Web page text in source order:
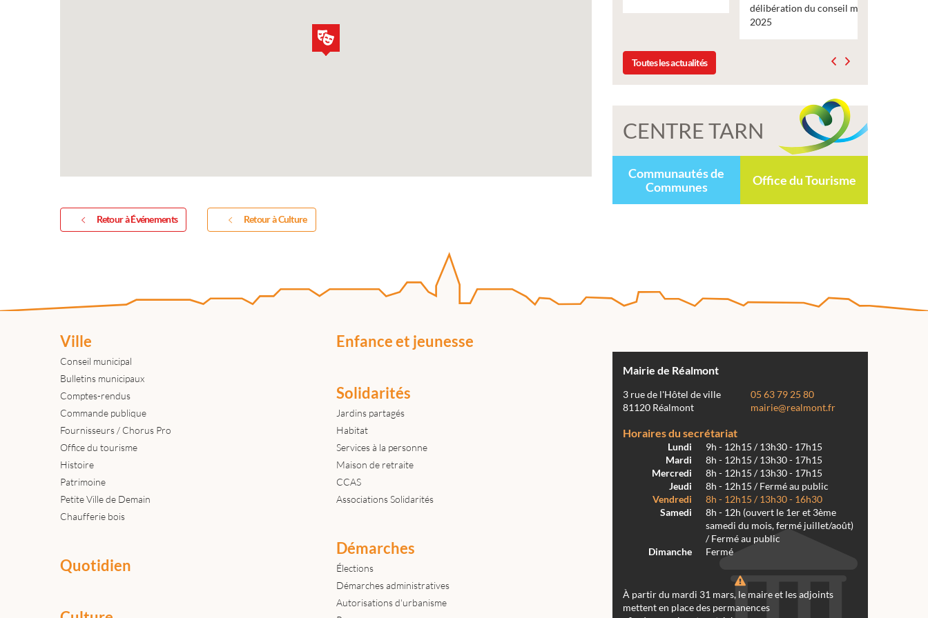
Retour à Événements Retour à Culture
délibération du conseil municipal du 19 décembre
Toutes les actualités
CENTRE TARN
Communautés de
Communes
Office du Tourisme
Ville
Conseil municipal
Bulletins municipaux
Comptes-rendus
Commande publique
Fournisseurs / Chorus Pro
Office du tourisme
Histoire
Patrimoine
Petite Ville de Demain
Chaufferie bois
Quotidien
Enfance et jeunesse
Solidarités
Jardins partagés
Habitat
Services à la personne
Maison de retraite
CCAS
Associations Solidarités
Démarches
Élections
Démarches administratives
Autorisations d'urbanisme
Mairie de Réalmont
3 rue de l'Hôtel de ville
81120 Réalmont
05 63 79 25 80
mairie@realmont.fr
Horaires du secrétariat
Lundi
9h - 12h15 / 13h30 - 17h15
Mardi
8h - 12h15 / 13h30 - 17h15
Mercredi
8h - 12h15 / 13h30 - 17h15
Jeudi
8h - 12h15 / Fermé au public
Vendredi
8h - 12h15 / 13h30 - 16h30
Samedi
8h - 12h (ouvert le 1er et 3ème
samedi du mois, fermé juillet/août)
/ Fermé au public
Dimanche
Fermé
À partir du mardi 31 mars, le maire et les adjoints
mettent en place des permanences